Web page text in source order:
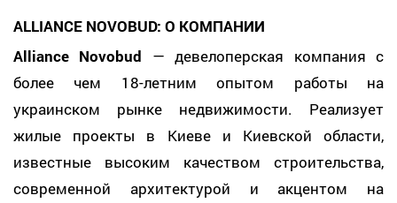
ALLIANCE NOVOBUD: О КОМПАНИИ
Alliance Novobud — девелоперская компания с
более чем 18-летним опытом работы на
украинском рынке недвижимости. Реализует
жилые проекты в Киеве и Киевской области,
известные высоким качеством строительства,
современной архитектурой и акцентом на